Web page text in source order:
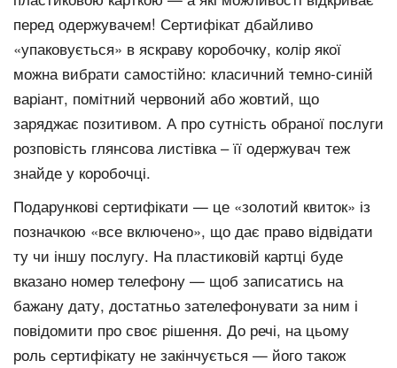
перед одержувачем! Сертифікат дбайливо
«упаковується» в яскраву коробочку, колір якої
можна вибрати самостійно: класичний темно-синій
варіант, помітний червоний або жовтий, що
заряджає позитивом. А про сутність обраної послуги
розповість глянсова листівка – її одержувач теж
знайде у коробочці.
Подарункові сертифікати — це «золотий квиток» із
позначкою «все включено», що дає право відвідати
ту чи іншу послугу. На пластиковій картці буде
вказано номер телефону — щоб записатись на
бажану дату, достатньо зателефонувати за ним і
повідомити про своє рішення. До речі, на цьому
роль сертифікату не закінчується — його також